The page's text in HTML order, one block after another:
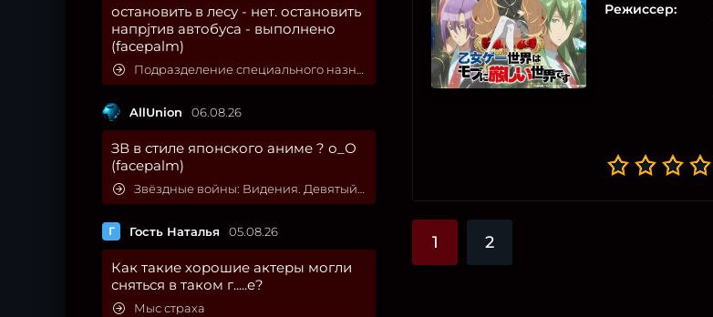
остановить в лесу - нет. остановить
напрjтив автобуса - выполнено
(facepalm)
Подразделение специального назначения
AllUnion 06.08.26
ЗВ в стиле японского аниме ? о_О
(facepalm)
Звёздные войны: Видения. Девятый джедай
Г Гость Наталья 05.08.26
Как такие хорошие актеры могли
сняться в таком г.....е?
Мыс страха
Режиссер:
1 2